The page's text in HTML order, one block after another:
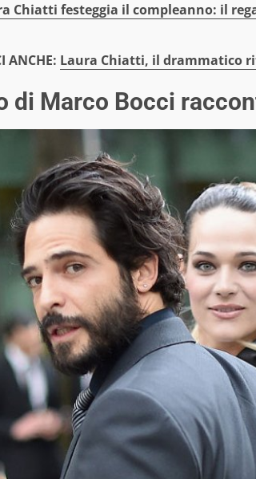
Chiatti festeggia il compleanno: il
ANCHE: Laura Chiatti, il drammatico
di Marco Bocci